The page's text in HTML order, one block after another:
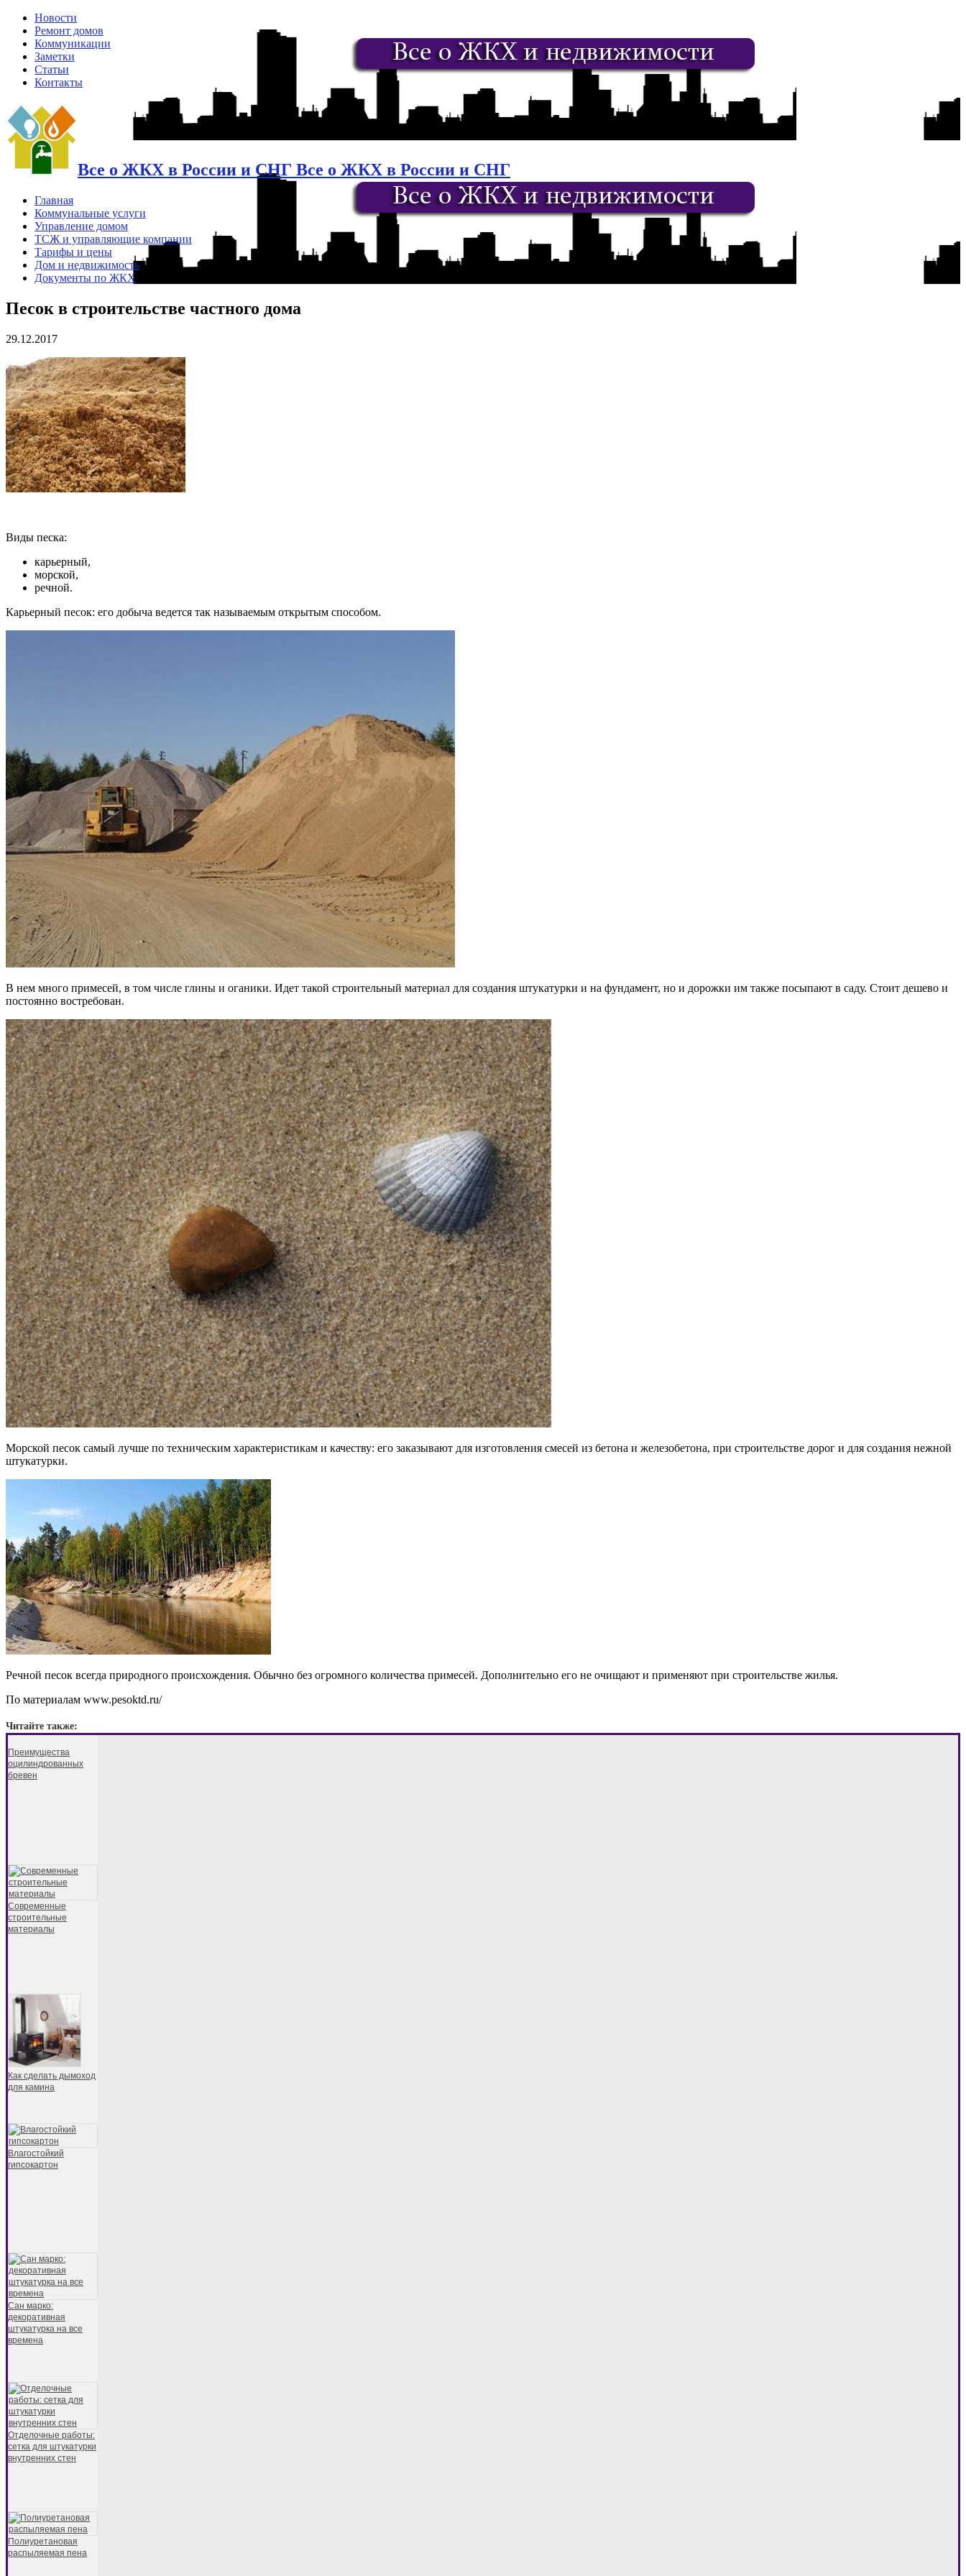
Новости
Ремонт домов
Коммуникации
Заметки
Статьи
Контакты
Все о ЖКХ в России и СНГ Все о ЖКХ в России и СНГ
Главная
Коммунальные услуги
Управление домом
ТСЖ и управляющие компании
Тарифы и цены
Дом и недвижимость
Документы по ЖКХ
Песок в строительстве частного дома
29.12.2017
Виды песка:
карьерный,
морской,
речной.
Карьерный песок: его добыча ведется так называемым открытым способом.
В нем много примесей, в том числе глины и оганики. Идет такой строительный материал для создания штукатурки и на фундамент, но и дорожки им также посыпают в саду. Стоит дешево и
постоянно востребован.
Морской песок самый лучше по техническим характеристикам и качеству: его заказывают для изготовления смесей из бетона и железобетона, при строительстве дорог и для создания нежной
штукатурки.
Речной песок всегда природного происхождения. Обычно без огромного количества примесей. Дополнительно его не очищают и применяют при строительстве жилья.
По материалам www.pesoktd.ru/
Читайте также:
Преимущества
оцилиндрованных
бревен
Современные
строительные
материалы
Как сделать дымоход
для камина
Влагостойкий
гипсокартон
Сан марко:
декоративная
штукатурка на все
времена
Отделочные работы:
сетка для штукатурки
внутренних стен
Полиуретановая
распыляемая пена